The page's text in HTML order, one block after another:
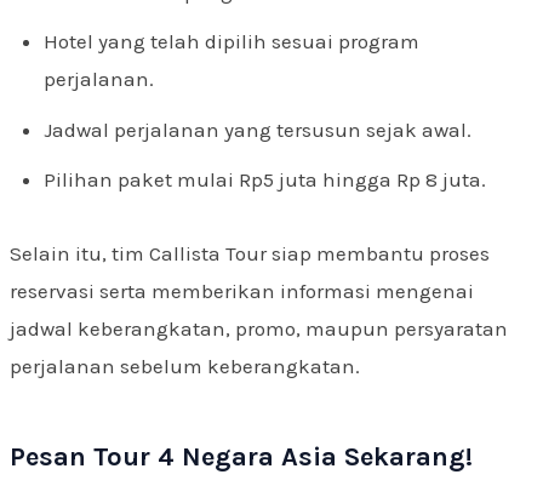
Hotel yang telah dipilih sesuai program
perjalanan.
Jadwal perjalanan yang tersusun sejak awal.
Pilihan paket mulai Rp5 juta hingga Rp 8 juta.
Selain itu, tim Callista Tour siap membantu proses
reservasi serta memberikan informasi mengenai
jadwal keberangkatan, promo, maupun persyaratan
perjalanan sebelum keberangkatan.
Pesan Tour 4 Negara Asia Sekarang!